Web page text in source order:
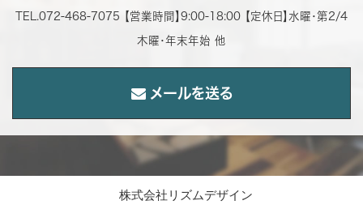
TEL.072-468-7075 【営業時間】9:00-18:00 【定休日】水曜・第2/4
木曜・年末年始 他
メールを送る
株式会社リズムデザイン